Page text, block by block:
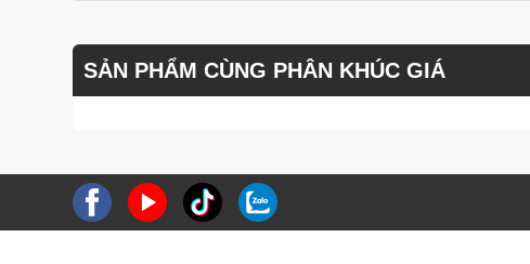
SẢN PHẨM CÙNG PHÂN KHÚC GIÁ